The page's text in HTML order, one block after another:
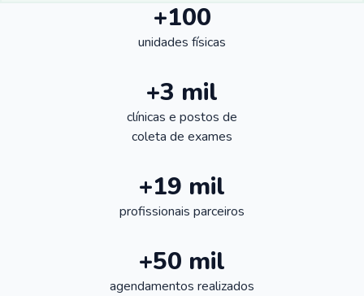
+100
unidades físicas
+3 mil
clínicas e postos de
coleta de exames
+19 mil
profissionais parceiros
+50 mil
agendamentos realizados